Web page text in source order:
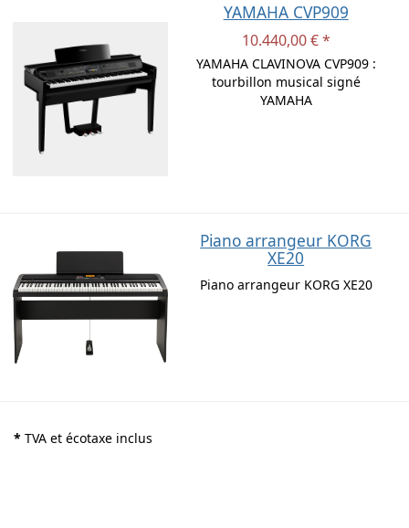
YAMAHA CVP909
10.440,00 € *
YAMAHA CLAVINOVA CVP909 :
tourbillon musical signé
YAMAHA
Piano arrangeur KORG
XE20
Piano arrangeur KORG XE20
* TVA et écotaxe inclus